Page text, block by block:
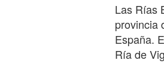
Las Rías
provincia
España.
Ría de